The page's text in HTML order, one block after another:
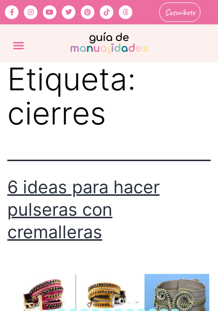
Suscríbete
Etiqueta:
cierres
6 ideas para hacer
pulseras con
cremalleras